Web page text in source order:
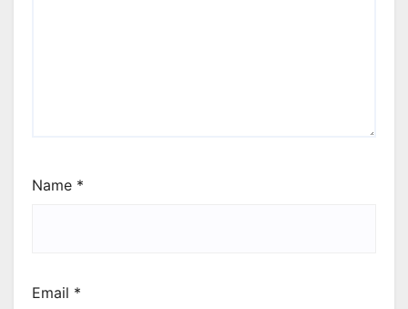
Name *
Email *